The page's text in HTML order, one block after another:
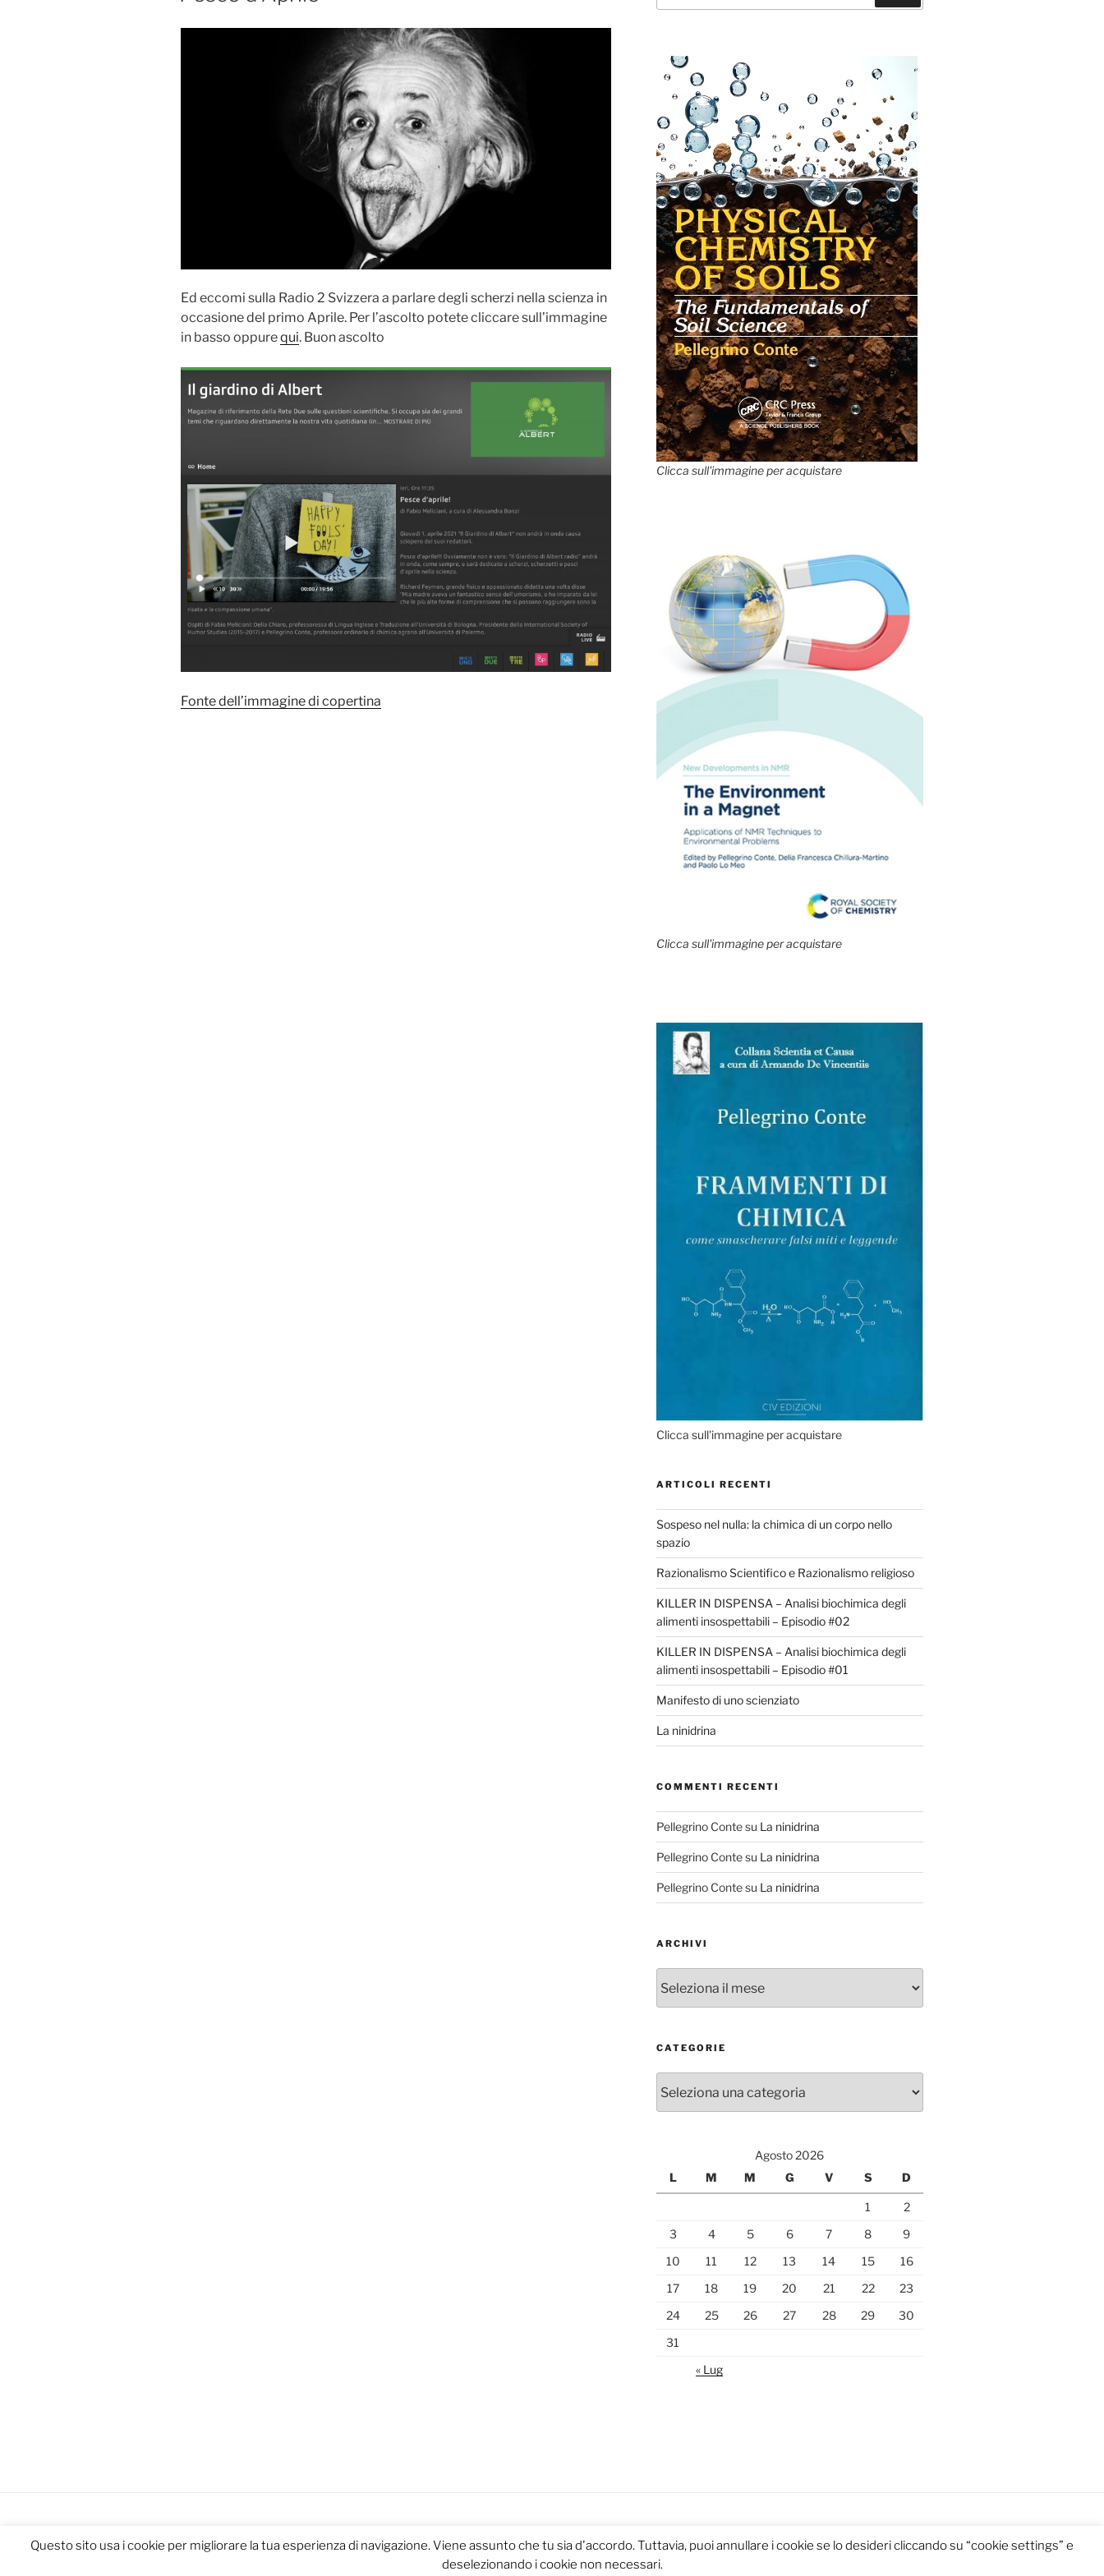
Ed eccomi sulla Radio 2 Svizzera a parlare degli scherzi nella scienza in
occasione del primo Aprile. Per l’ascolto potete cliccare sull’immagine
in basso oppurequi. Buon ascolto
Fonte dell’immagine di copertina
Clicca sull'immagine per acquistare
Clicca sull'immagine per acquistare
Clicca sull'immagine per acquistare
ARTICOLI RECENTI
Sospeso nel nulla: la chimica di un corpo nello
spazio
Razionalismo Scientifico e Razionalismo religioso
KILLER IN DISPENSA – Analisi biochimica degli
alimenti insospettabili – Episodio #02
KILLER IN DISPENSA – Analisi biochimica degli
alimenti insospettabili – Episodio #01
Manifesto di uno scienziato
La ninidrina
COMMENTI RECENTI
Pellegrino Contesu La ninidrina
Pellegrino Contesu La ninidrina
Pellegrino Contesu La ninidrina
ARCHIVI
CATEGORIE
Agosto 2026
L
M M G V S D
1
2
3
4 5 6 7 8
9
10
11 12 13 14 15
16
17
18 19 20 21 22
23
24
25 26 27 28 29
30
31
« Lug
Questo sito usa i cookie per migliorare la tua esperienza di navigazione. Viene assunto che tu sia d'accordo. Tuttavia, puoi annullare i cookie se lo desideri cliccando su “cookie settings” e
deselezionando i cookie non necessari.